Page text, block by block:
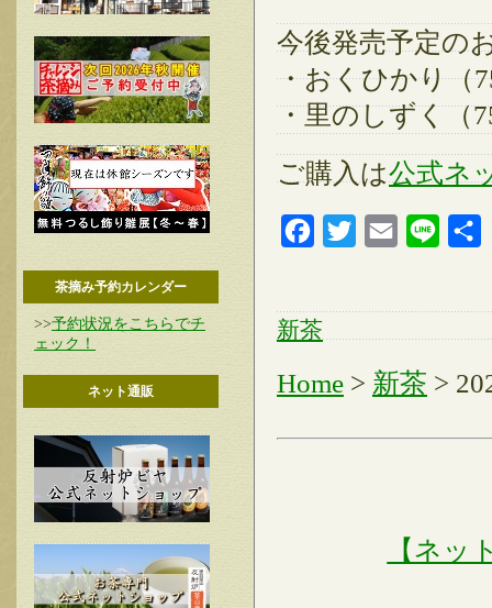
茶摘み予約カレンダー
>>予約状況をこちらでチ
ェック！
ネット通販
今後発売予定の
・おくひかり（
・里のしずく（
ご購入は公式ネ
FacebookTwitter Email Line
新茶
Home > 新茶 >
【ネッ